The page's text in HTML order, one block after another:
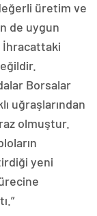
üretim ve
de uygun
Borsalar
uğraşlarından
olmuştur.
yeni